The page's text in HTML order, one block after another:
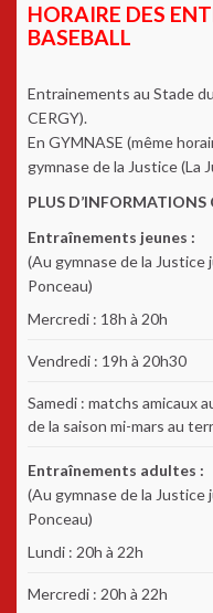
HORAIRE DES
BASEBALL
Entrainements au Stade
CERGY).
En GYMNASE (même
gymnase de la Justice (La
PLUS
Entraînements jeunes :
(Au gymnase de la Justice
Ponceau)
Mercredi : 18h à 20h
Vendredi : 19h à 20h30
Samedi : matchs amicaux
de la saison mi-mars au
Entraînements adultes :
(Au gymnase de la Justice
Ponceau)
Lundi : 20h à 22h
Mercredi : 20h à 22h